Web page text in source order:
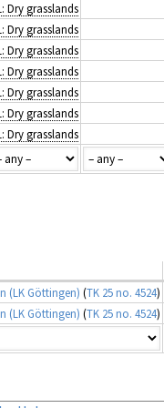
Dry grasslands
Dry grasslands
Dry grasslands
Dry grasslands
Dry grasslands
Dry grasslands
Dry grasslands
(LK Göttingen) (TK 25 no. 4524)
(LK Göttingen) (TK 25 no. 4524)